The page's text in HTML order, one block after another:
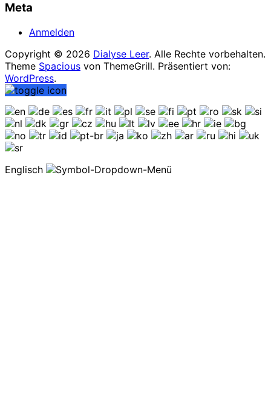
Meta
Anmelden
Copyright © 2026 Dialyse Leer. Alle Rechte vorbehalten.
Theme Spacious von ThemeGrill. Präsentiert von:
WordPress.
Englisch